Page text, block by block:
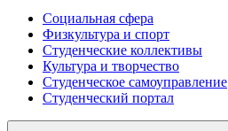
Социальная сфера
Физкультура и спорт
Студенческие коллективы
Культура и творчество
Студенческое самоуправление
Студенческий портал